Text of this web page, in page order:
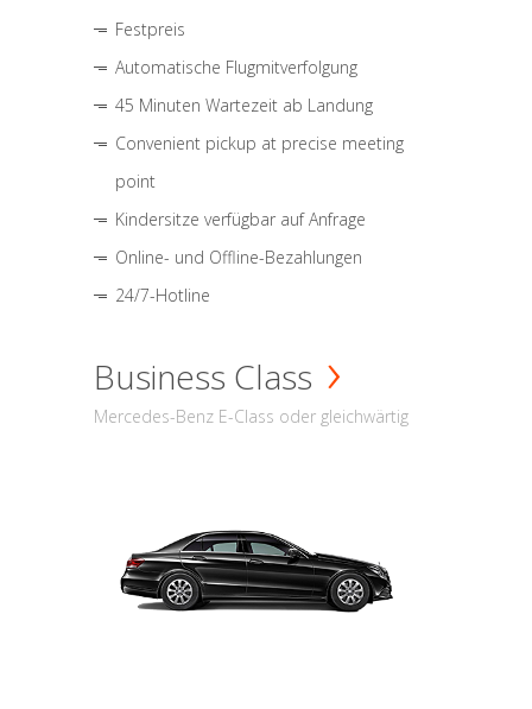
Festpreis
Automatische Flugmitverfolgung
45 Minuten Wartezeit ab Landung
Convenient pickup at precise meeting
point
Kindersitze verfügbar auf Anfrage
Online- und Offline-Bezahlungen
24/7-Hotline
Business Class
Mercedes-Benz E-Class oder gleichwärtig